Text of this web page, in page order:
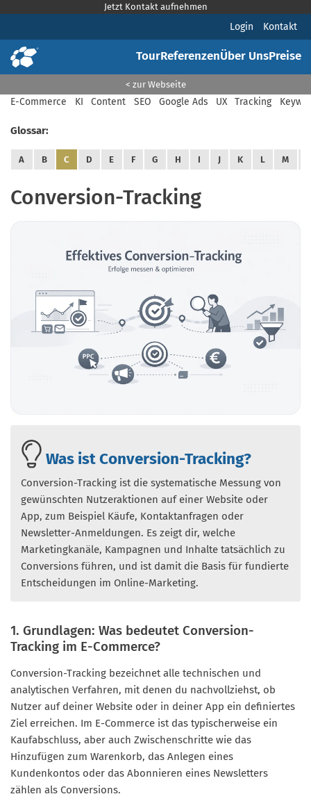
Jetzt Kontakt aufnehmen
Login Kontakt
TourReferenzenÜber UnsPreise
< zur Webseite
E-Commerce KI Content SEO Google Ads UX Tracking
Glossar:
A B C D E F G H I J K L M
Conversion-Tracking
Was ist Conversion-Tracking?
Conversion-Tracking ist die systematische Messung von
gewünschten Nutzeraktionen auf einer Website oder
App, zum Beispiel Käufe, Kontaktanfragen oder
Newsletter-Anmeldungen. Es zeigt dir, welche
Marketingkanäle, Kampagnen und Inhalte tatsächlich zu
Conversions führen, und ist damit die Basis für fundierte
Entscheidungen im Online-Marketing.
1. Grundlagen: Was bedeutet Conversion-
Tracking im E-Commerce?
Conversion-Tracking bezeichnet alle technischen und
analytischen Verfahren, mit denen du nachvollziehst, ob
Nutzer auf deiner Website oder in deiner App ein definiertes
Ziel erreichen. Im E-Commerce ist das typischerweise ein
Kaufabschluss, aber auch Zwischenschritte wie das
Hinzufügen zum Warenkorb, das Anlegen eines
Kundenkontos oder das Abonnieren eines Newsletters
zählen als Conversions.